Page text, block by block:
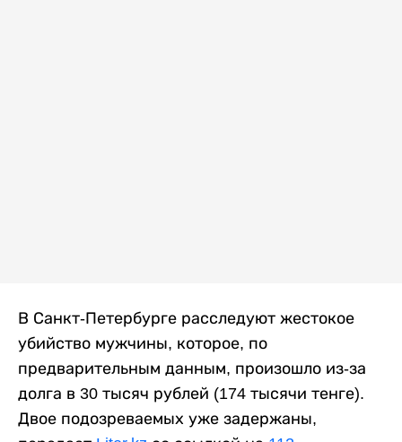
В Санкт-Петербурге расследуют жестокое
убийство мужчины, которое, по
предварительным данным, произошло из-за
долга в 30 тысяч рублей (174 тысячи тенге).
Двое подозреваемых уже задержаны,